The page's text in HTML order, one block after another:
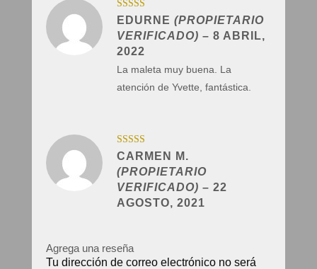
Valorado con
5de 5
EDURNE (PROPIETARIO
VERIFICADO) – 8 ABRIL,
2022
La maleta muy buena. La
atención de Yvette, fantástica.
Valorado con
5de 5
CARMEN M.
(PROPIETARIO
VERIFICADO) – 22
AGOSTO, 2021
Agrega una reseña
Tu dirección de correo electrónico no será